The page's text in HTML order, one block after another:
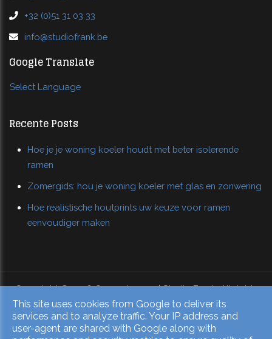
+32 (0)51 31 03 33
info@studiofrank.be
Google Translate
Select Language
Recente Posts
Hoe je je woning koeler houdt met beter isolerende
ramen
Zomergids: hou je woning koeler met glas en zonwering
Hoe realistische houtprints uw keuze voor ramen
eenvoudiger maken
Copyright © 2026 Overzetramen | Studio Frank. All rights
reserved.
Privacy & Cookies |UP-TO-DATE WebDesign
This site uses cookies from Google to deliver its
services and to analyze traffic. Your IP address and
user-agent are shared with Google along with